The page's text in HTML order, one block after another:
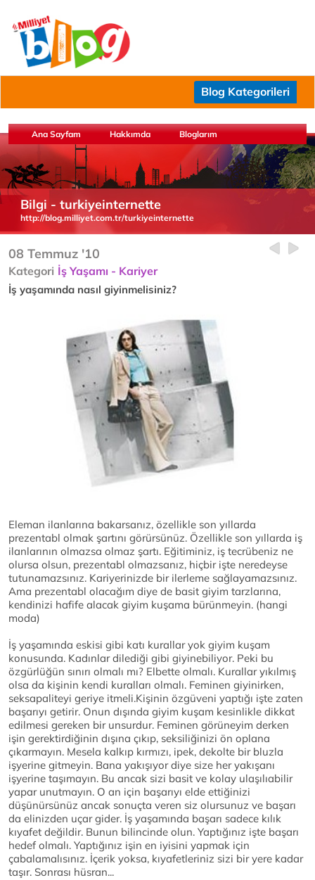
Blog Kategorileri
Ana Sayfam Hakkımda Bloglarım
Bilgi - turkiyeinternette
http://blog.milliyet.com.tr/turkiyeinternette
08 Temmuz '10
Kategori İş Yaşamı - Kariyer
İş yaşamında nasıl giyinmelisiniz?
Eleman ilanlarına bakarsanız, özellikle son yıllarda
prezentabl olmak şartını görürsünüz. Özellikle son yıllarda iş
ilanlarının olmazsa olmaz şartı. Eğitiminiz, iş tecrübeniz ne
olursa olsun, prezentabl olmazsanız, hiçbir işte neredeyse
tutunamazsınız. Kariyerinizde bir ilerleme sağlayamazsınız.
Ama prezentabl olacağım diye de basit giyim tarzlarına,
kendinizi hafife alacak giyim kuşama bürünmeyin. (hangi
moda)
İş yaşamında eskisi gibi katı kurallar yok giyim kuşam
konusunda. Kadınlar dilediği gibi giyinebiliyor. Peki bu
özgürlüğün sınırı olmalı mı? Elbette olmalı. Kurallar yıkılmış
olsa da kişinin kendi kuralları olmalı. Feminen giyinirken,
seksapaliteyi geriye itmeli.Kişinin özgüveni yaptığı işte zaten
başarıyı getirir. Onun dışında giyim kuşam kesinlikle dikkat
edilmesi gereken bir unsurdur. Feminen görüneyim derken
işin gerektirdiğinin dışına çıkıp, seksiliğinizi ön oplana
çıkarmayın. Mesela kalkıp kırmızı, ipek, dekolte bir bluzla
işyerine gitmeyin. Bana yakışıyor diye size her yakışanı
işyerine taşımayın. Bu ancak sizi basit ve kolay ulaşılıabilir
yapar unutmayın. O an için başarıyı elde ettiğinizi
düşünürsünüz ancak sonuçta veren siz olursunuz ve başarı
da elinizden uçar gider. İş yaşamında başarı sadece kılık
kıyafet değildir. Bunun bilincinde olun. Yaptığınız işte başarı
hedef olmalı. Yaptığınız işin en iyisini yapmak için
çabalamalısınız. İçerik yoksa, kıyafetleriniz sizi bir yere kadar
taşır. Sonrası hüsran...